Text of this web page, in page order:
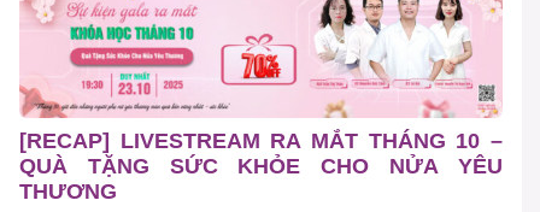
[RECAP] LIVESTREAM RA MẮT THÁNG 10 –
QUÀ TẶNG SỨC KHỎE CHO NỬA YÊU
THƯƠNG